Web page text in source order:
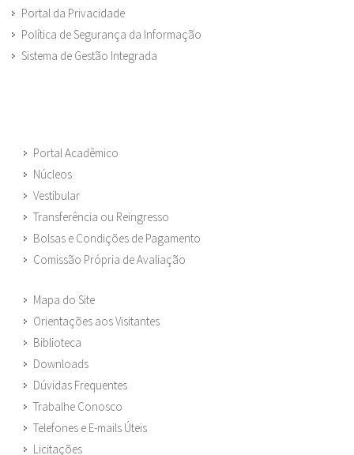
Portal da Privacidade
Política de Segurança da Informação
Sistema de Gestão Integrada
Portal Acadêmico
Núcleos
Vestibular
Transferência ou Reingresso
Bolsas e Condições de Pagamento
Comissão Própria de Avaliação
Mapa do Site
Orientações aos Visitantes
Biblioteca
Downloads
Dúvidas Frequentes
Trabalhe Conosco
Telefones e E-mails Úteis
Licitações